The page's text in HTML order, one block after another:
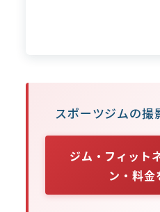
スポーツジムの撮
ジム・フィット
ン・料